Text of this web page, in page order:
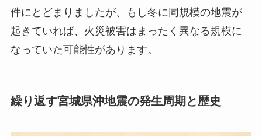
件にとどまりましたが、もし冬に同規模の地震が
起きていれば、火災被害はまったく異なる規模に
なっていた可能性があります。
繰り返す宮城県沖地震の発生周期と歴史